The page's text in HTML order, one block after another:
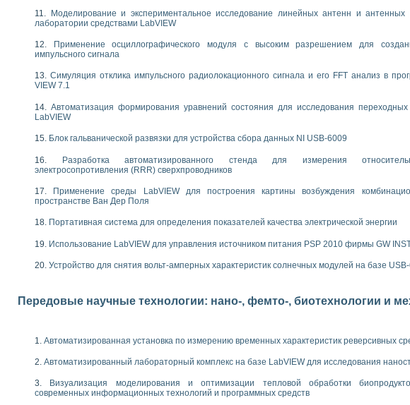
течения в расширяющемся канале
«Изучение магнитных свойств ферромагнетиков. Петля гистерезиса» с использованием
интерфейсов обмена по протоколам RS232 и GPIB / имитатор оконечного устройства по
переходных характеристик асинхронных двигателей при пуске
результатов измерительного экспримента
измерений с помощью LabVIEW
Назначение. Состав. Возможности
и корреляционный анализ"
принципа действия универсального цифрового вольтметра
обеспечение учебных лабораторных стендов
LabVIEW
лабораторный практикум по курсу «радиотехнические цепи и сигналы»
INSTRUMENTS в операционной системе LINUX
полигармонической экстраполяции в среде LabVIEW
«Моделирование систем» и «Автоматизация проектирования систем и средств управления»
характеристик на основе использования звуковой карты ПК
теории Коммутации
в среде LabVIEW
национального проекта «Образование» технологий NATIONAL INSTRUMENTS в Нижегородском
Моделирование и экспериментальное исследование линейных антенн и антенных
лаборатории средствами LabVIEW
Применение осциллографического модуля с высоким разрешением для
импульсного сигнала
Симуляция отклика импульсного радиолокационного сигнала и его FFT анализ в
VIEW 7.1
Автоматизация формирования уравнений состояния для исследования
LabVIEW
Блок гальванической развязки для устройства сбора данных NI USB-6009
Разработка автоматизированного стенда для измерения
электросопротивления (RRR) сверхпроводников
Применение среды LabVIEW для построения картины возбуждения
пространстве Ван Дер Поля
Портативная система для определения показателей качества электрической энергии
Использование LabVIEW для управления источником питания PSP 2010 фирмы GW
Устройство для снятия вольт-амперных характеристик солнечных модулей на базе
Передовые научные технологии: нано-, фемто-, биотехнологии и
Автоматизированная установка по измерению временных характеристик реверсивных
Автоматизированный лабораторный комплекс на базе LabVIEW для исследования
Визуализация моделирования и оптимизации тепловой обработки
современных информационных технологий и программных средств